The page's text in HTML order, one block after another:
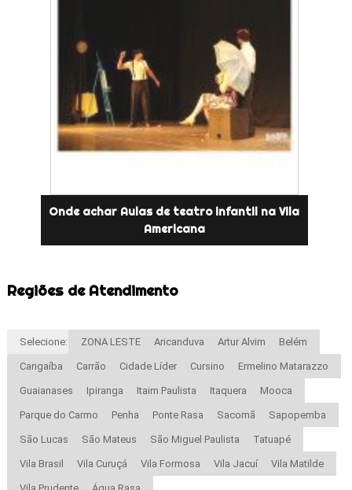
Onde achar Aulas de teatro infantil na Vila
Americana
Regiões de Atendimento
Selecione: ZONA LESTE Aricanduva Artur Alvim Belém
Cangaíba Carrão Cidade Líder Cursino Ermelino Matarazzo
Guaianases Ipiranga Itaim Paulista Itaquera Mooca
Parque do Carmo Penha Ponte Rasa Sacomã Sapopemba
São Lucas São Mateus São Miguel Paulista Tatuapé
Vila Brasil Vila Curuçá Vila Formosa Vila Jacuí Vila Matilde